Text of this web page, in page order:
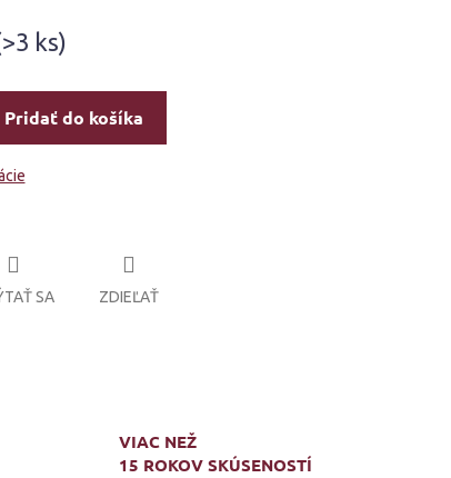
ks)
Pridať do košíka
SA ZDIEĽAŤ
VIAC NEŽ
15 ROKOV SKÚSENOSTÍ